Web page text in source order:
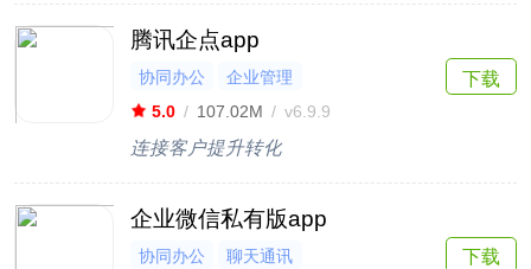
腾讯企点app
协同办公
企业管理
5.0 / 107.02M / v6.9.9
连接客户提升转化
下载
企业微信私有版app
协同办公
聊天通讯
下载